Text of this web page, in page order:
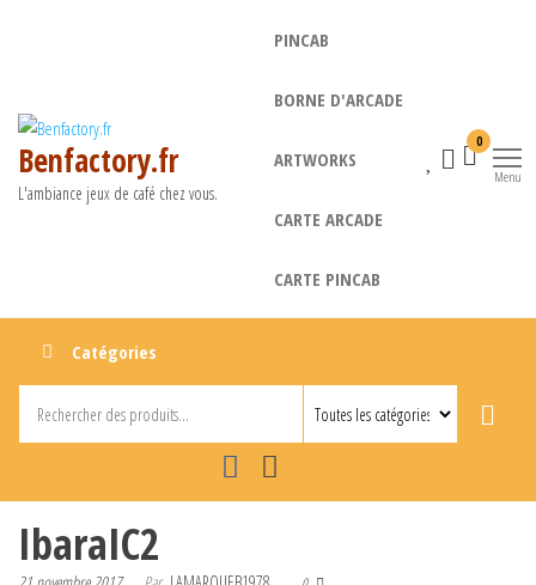
Benfactory.fr
L'ambiance jeux de café chez vous.
PINCAB
BORNE D'ARCADE
ARTWORKS
CARTE ARCADE
CARTE PINCAB
0
Menu
Catégories
IbaraIC2